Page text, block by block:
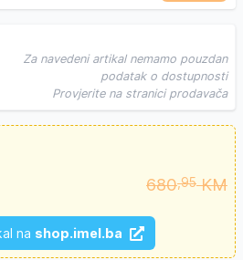
Za navedeni artikal nemamo pouzdan
podatak o dostupnosti
Provjerite na stranici prodavača
680,95KM
na shop.imel.ba